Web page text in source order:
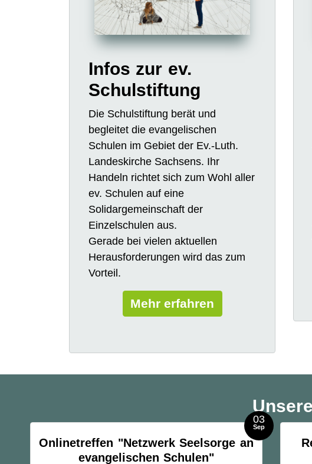
Infos zur ev.
Schulstiftung
Die Schulstiftung berät und
begleitet die evangelischen
Schulen im Gebiet der Ev.-Luth.
Landeskirche Sachsens. Ihr
Handeln richtet sich zum Wohl aller
ev. Schulen auf eine
Solidargemeinschaft der
Einzelschulen aus.
Gerade bei vielen aktuellen
Herausforderungen wird das zum
Vorteil.
Mehr erfahren
03
Sep
Onlinetreffen "Netzwerk Seelsorge an
evangelischen Schulen"